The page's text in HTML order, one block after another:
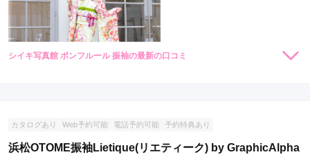
シイキ写真館 ボンフルール 振袖の最新の口コミ
カタログあり Web予約可能 電話予約可能 予約特典あり
浜松OTOME振袖Lietique(リエティーク) by GraphicAlpha